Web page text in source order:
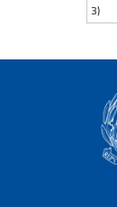
3)